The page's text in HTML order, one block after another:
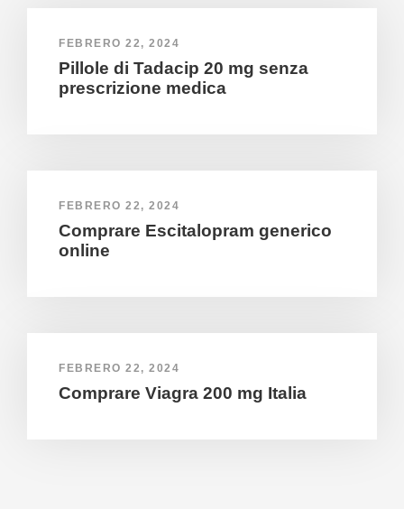
FEBRERO 22, 2024
Pillole di Tadacip 20 mg senza
prescrizione medica
FEBRERO 22, 2024
Comprare Escitalopram generico
online
FEBRERO 22, 2024
Comprare Viagra 200 mg Italia